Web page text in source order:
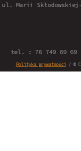
ul. Marii
tel. : 76 749 69 69
Polityka prywatności / ©